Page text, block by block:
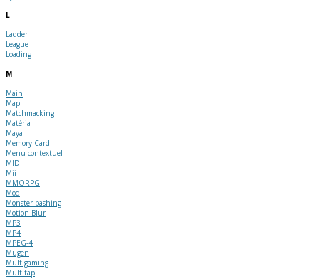
L
Ladder
League
Loading
M
Main
Map
Matchmacking
Matéria
Maya
Memory Card
Menu contextuel
MIDI
Mii
MMORPG
Mod
Monster-bashing
Motion Blur
MP3
MP4
MPEG-4
Mugen
Multigaming
Multitap